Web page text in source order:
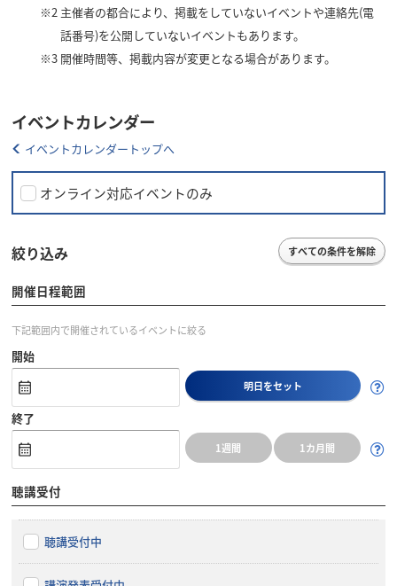
※2 主催者の都合により、掲載をしていないイベントや連絡先(電
話番号)を公開していないイベントもあります。
※3 開催時間等、掲載内容が変更となる場合があります。
イベントカレンダー
イベントカレンダートップへ
オンライン対応イベントのみ
絞り込み すべての条件を解除
開催日程範囲
下記範囲内で開催されているイベントに絞る
開始
明日をセット
終了
1週間 1カ月間
聴講受付
聴講受付中